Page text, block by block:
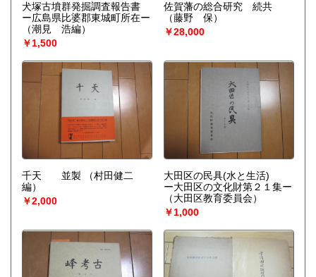
犬塚古墳群発掘調査報告書
ー広島県比婆郡東城町所在ー
（潮見 浩編）
￥1,500
佐賀藩の総合研究 続共
（藤野 保）
￥28,000
千天 並製
（村田健二
編）
￥2,000
大田区の民具(水と生活)
ー大田区の文化財第２１集ー
（大田区教育委員会）
￥1,000